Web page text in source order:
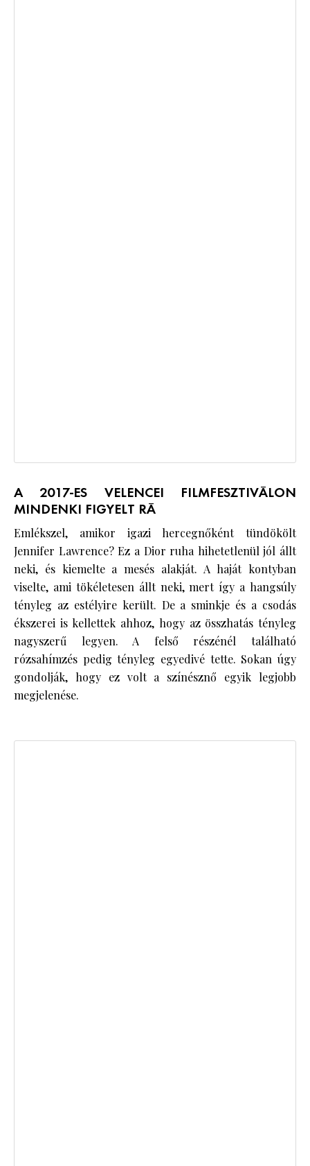
A 2017-ES VELENCEI FILMFESZTIVÁLON
MINDENKI FIGYELT RÁ
Emlékszel, amikor igazi hercegnőként tündökölt
Jennifer Lawrence? Ez a Dior ruha hihetetlenül jól állt
neki, és kiemelte a mesés alakját. A haját kontyban
viselte, ami tökéletesen állt neki, mert így a hangsúly
tényleg az estélyire került. De a sminkje és a csodás
ékszerei is kellettek ahhoz, hogy az összhatás tényleg
nagyszerű legyen. A felső részénél található
rózsahímzés pedig tényleg egyedivé tette. Sokan úgy
gondolják, hogy ez volt a színésznő egyik legjobb
megjelenése.